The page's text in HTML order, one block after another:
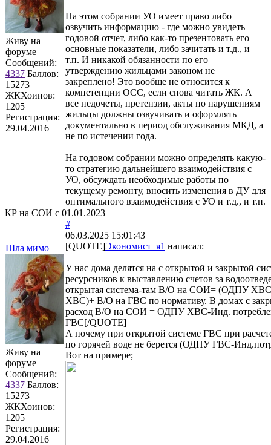
Живу на
форуме
Сообщений:
4337 Баллов:
15273
ЖКХоинов:
1205
Регистрация:
29.04.2016
На этом собрании УО имеет право либо
озвучить информацию - где можно увидеть
годовой отчет, либо как-то презентовать его
основные показатели, либо зачитать и т.д., и
т.п. И никакой обязанности по его
утверждению жильцами законом не
закреплено! Это вообще не относится к
компетенции ОСС, если снова читать ЖК. А
все недочеты, претензии, акты по нарушениям
жильцы должны озвучивать и оформлять
документально в период обслуживания МКД, а
не по истечении года.
На годовом собрании можно определять какую-
то стратегию дальнейшего взаимодействия с
УО, обсуждать необходимые работы по
текущему ремонту, вносить изменения в ДУ для
оптимального взаимодействия с УО и т.д., и т.п.
КР на СОИ с 01.01.2023
Шла мимо
Живу на
форуме
Сообщений:
4337 Баллов:
15273
ЖКХоинов:
1205
Регистрация:
29.04.2016
#
06.03.2025 15:01:43
[QUOTE]Экономист_я1 написал:
У нас дома делятся на с открытой и закрытой
ресурсников к выставлению счетов за
открытая система-там В/О на СОИ= (ОДПУ
ХВС)+ В/О на ГВС по нормативу. В домах с
расход В/О на СОИ = ОДПУ ХВС-Инд.
ГВС[/QUOTE]
А почему при открытой системе ГВС при
по горячей воде не берется (ОДПУ ГВС-
Вот на примере;